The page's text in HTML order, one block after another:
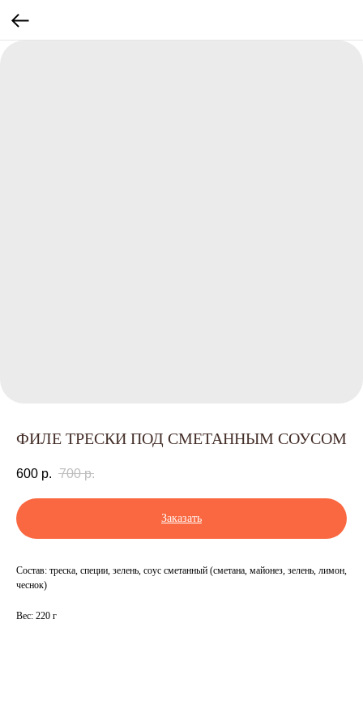
ФИЛЕ ТРЕСКИ ПОД СМЕТАННЫМ СОУСОМ
600 р. 700 р.
Заказать
Состав: треска, специи, зелень, соус сметанный (сметана, майонез, зелень, лимон,
чеснок)
Вес: 220 г